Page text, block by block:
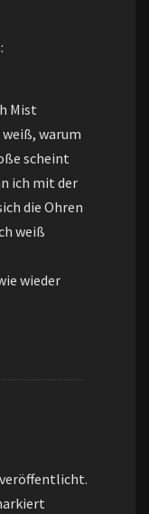
Mist
warum
scheint
ich mit der
die Ohren
weiß
wieder